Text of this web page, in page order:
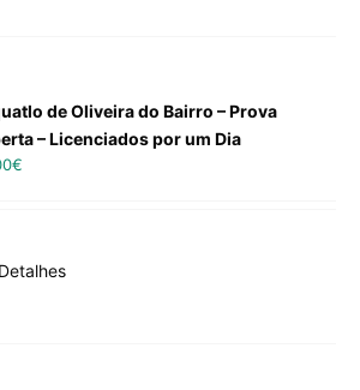
de Oliveira do Bairro – Prova
– Licenciados por um Dia
€
Detalhes